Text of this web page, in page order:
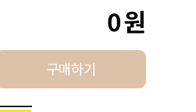
0원
구매하기